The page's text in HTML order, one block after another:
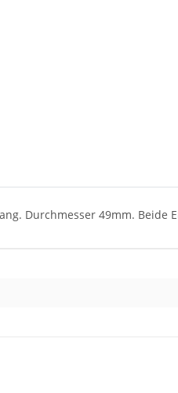
Durchmesser 49mm. Beide